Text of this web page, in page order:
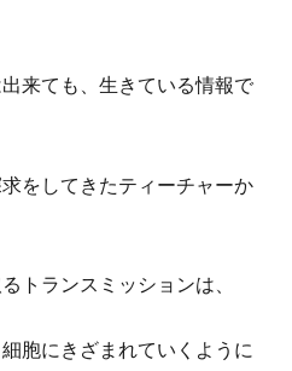
来ても、生きている情報で
をしてきたティーチャーか
トランスミッションは、
胞にきざまれていくように